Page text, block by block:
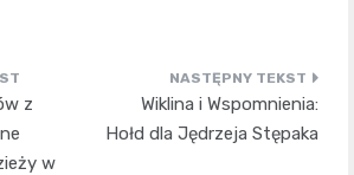
z
w
Wiklina i Wspomnienia:
Hołd dla Jędrzeja Stępaka